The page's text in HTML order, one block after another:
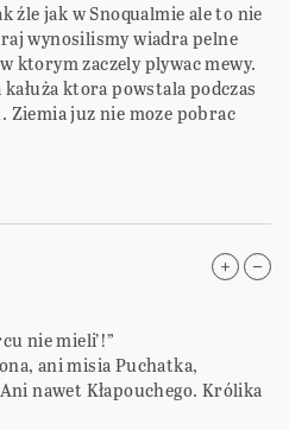
źle jak w Snoqualmie ale to nie
wynosilismy wiadra pelne
ktorym zaczely plywac mewy.
ktora powstala podczas
Ziemia juz nie moze pobrac
nie mieli’!”
ani misia Puchatka,
nawet Kłapouchego. Królika